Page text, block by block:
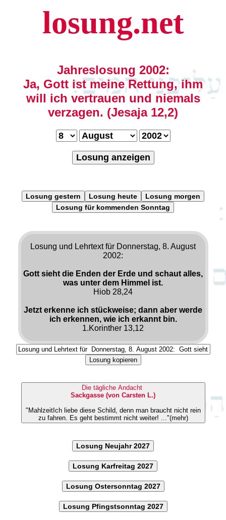
losung.net
Jahreslosung 2002:
Ja, Gott ist meine Rettung, ihm
will ich vertrauen und niemals
verzagen. (Jesaja 12,2)
Losung anzeigen
Losung gestern Losung heute
Losung morgen
Losung für kommenden Sonntag
Losung und Lehrtext für Donnerstag, 8. August
2002:
Gott sieht die Enden der Erde und schaut alles,
was unter dem Himmel ist.
Hiob 28,24
Jetzt erkenne ich stückweise; dann aber werde
ich erkennen, wie ich erkannt bin.
1.Korinther 13,12
Losung kopieren
Die tägliche Andacht
Sackgasse (von Carsten L.)
"MahlzeitIch liebe diese Schild, denn man braucht nicht rein
zu fahren. Es geht bestimmt nicht weiter! ..."(mehr)
Losung Neujahr 2027
Losung Karfreitag 2027
Losung Ostersonntag 2027
Losung Pfingstsonntag 2027